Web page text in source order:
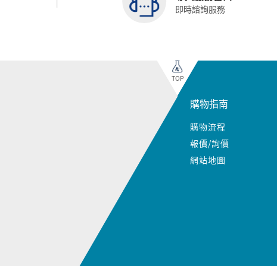
即時諮詢服務
TOP
購物指南
購物流程
報價/詢價
網站地圖